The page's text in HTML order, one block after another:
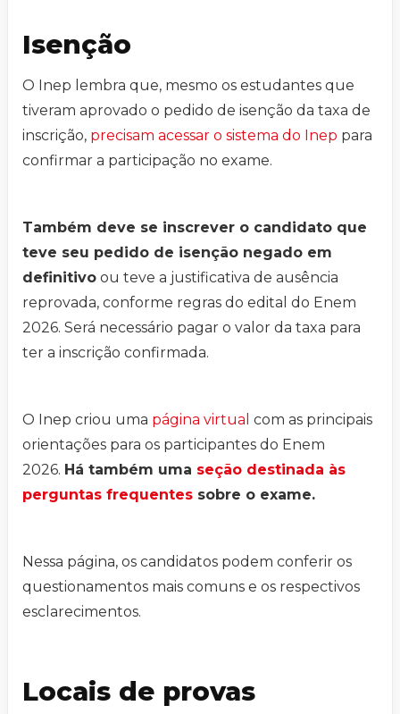
Isenção
O Inep lembra que, mesmo os estudantes que
tiveram aprovado o pedido de isenção da taxa de
inscrição, precisam acessar o sistema do Inep para
confirmar a participação no exame.
Também deve se inscrever o candidato que
teve seu pedido de isenção negado em
definitivo ou teve a justificativa de ausência
reprovada, conforme regras do edital do Enem
2026. Será necessário pagar o valor da taxa para
ter a inscrição confirmada.
O Inep criou uma página virtual com as principais
orientações para os participantes do Enem
2026. Há também uma seção destinada às
perguntas frequentes sobre o exame.
Nessa página, os candidatos podem conferir os
questionamentos mais comuns e os respectivos
esclarecimentos.
Locais de provas